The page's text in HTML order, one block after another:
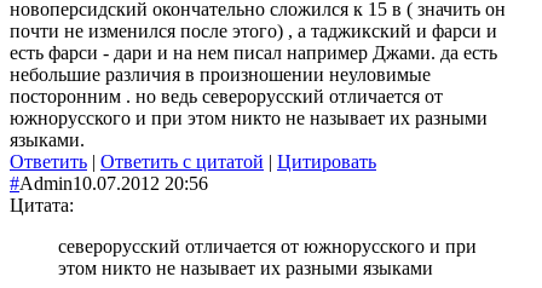
новоперсидский окончательно сложился к 15 в ( значить он
почти не изменился после этого) , а таджикский и фарси и
есть фарси - дари и на нем писал например Джами. да есть
небольшие различия в произношении неуловимые
посторонним . но ведь северорусский отличается от
южнорусского и при этом никто не называет их разными
языками.
Ответить | Ответить с цитатой | Цитировать
#Admin10.07.2012 20:56
Цитата:
северорусский отличается от южнорусского и при
этом никто не называет их разными языками